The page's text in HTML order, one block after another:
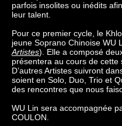
parfois insolites ou inédits
leur talent.
Pour ce premier cycle, le
jeune Soprano Chinoise WU
Artistes). Elle a composé
présentera au cours de cette
D’autres Artistes suivront
soient en Solo, Duo, Trio et
des rencontres que nous
WU Lin sera accompagnée
COULON.